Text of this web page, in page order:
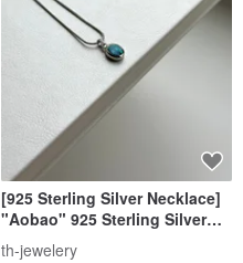
[925 Sterling Silver Necklace]
"Aobao" 925 Sterling Silver
Egg Necklace
th-jewelery